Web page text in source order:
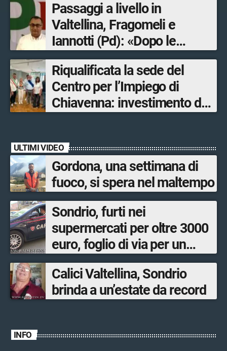
Passaggi a livello in
Valtellina, Fragomeli e
Iannotti (Pd): «Dopo le
Olimpiadi solo un terzo delle
opere sostitutive sarà
ultimato entro il 2026»
Riqualificata la sede del
Centro per l’Impiego di
Chiavenna: investimento da
ULTIMI VIDEO
Gordona, una settimana di
fuoco, si spera nel maltempo
Sondrio, furti nei
supermercati per oltre 3000
euro, foglio di via per un
ventinovenne
Calici Valtellina, Sondrio
brinda a un’estate da record
INFO